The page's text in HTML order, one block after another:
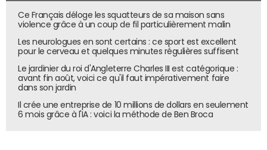
Ce Français déloge les squatteurs de sa maison sans
violence grâce à un coup de fil particulièrement malin
Les neurologues en sont certains : ce sport est excellent
pour le cerveau et quelques minutes régulières suffisent
Le jardinier du roi d'Angleterre Charles III est catégorique :
avant fin août, voici ce qu'il faut impérativement faire
dans son jardin
Il crée une entreprise de 10 millions de dollars en seulement
6 mois grâce à l'IA : voici la méthode de Ben Broca